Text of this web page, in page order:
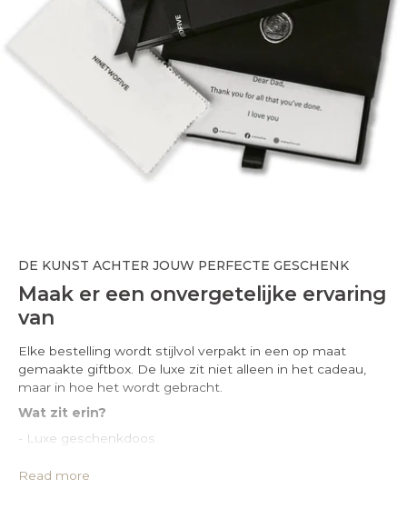
DE KUNST ACHTER JOUW PERFECTE GESCHENK
Maak er een onvergetelijke ervaring
van
Elke bestelling wordt stijlvol verpakt in een op maat
gemaakte giftbox. De luxe zit niet alleen in het cadeau,
maar in hoe het wordt gebracht.
Wat zit erin?
- Luxe geschenkdoos
- Geïmpregneerde zilverpoetsdoek
Read more